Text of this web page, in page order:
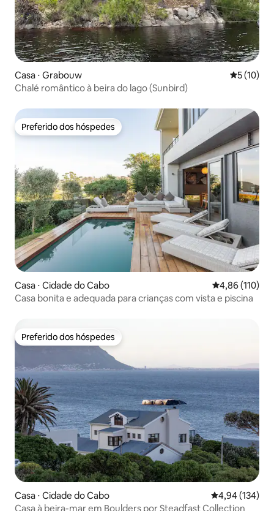
Casa ⋅ Grabouw 5 de uma
5 (10)
Chalé romântico à beira do lago (Sunbird)
Preferido dos hóspedes
Preferido dos hóspedes
Casa ⋅ Cidade do Cabo 4,86 de uma
4,86 (110)
Casa bonita e adequada para crianças com vista e piscina
Preferido dos hóspedes
Preferido dos hóspedes
Casa ⋅ Cidade do Cabo 4,94 de uma
4,94 (134)
Casa à beira-mar em Boulders por Steadfast Collection